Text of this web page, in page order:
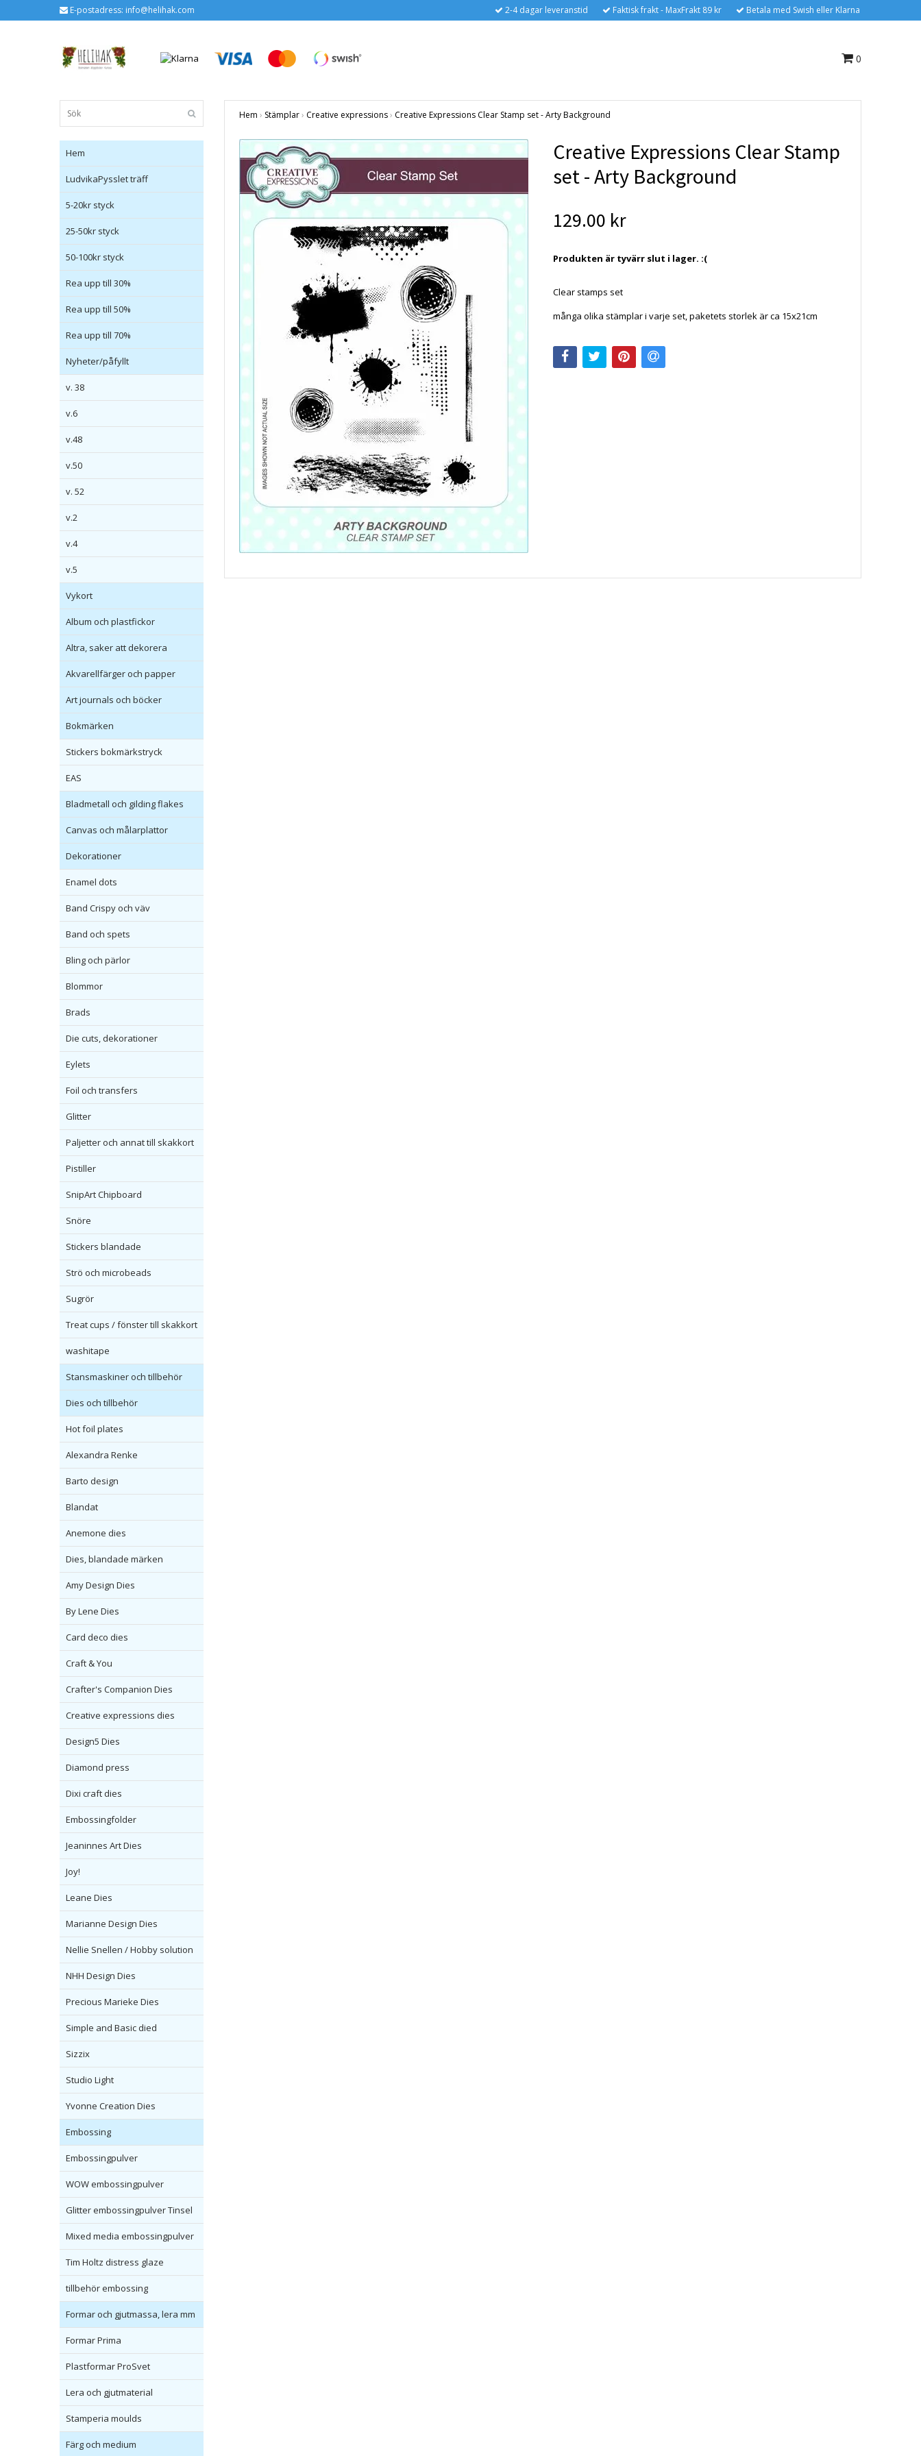
E-postadress: info@helihak.com 2-4 dagar leveranstid Faktisk frakt - MaxFrakt 89 kr Betala med Swish eller Klarna
0
Hem
LudvikaPysslet träff
5-20kr styck
25-50kr styck
50-100kr styck
Rea upp till 30%
Rea upp till 50%
Rea upp till 70%
Nyheter/påfyllt
v. 38
v.6
v.48
v.50
v. 52
v.2
v.4
v.5
Vykort
Album och plastfickor
Altra, saker att dekorera
Akvarellfärger och papper
Art journals och böcker
Bokmärken
Stickers bokmärkstryck
EAS
Bladmetall och gilding flakes
Canvas och målarplattor
Dekorationer
Enamel dots
Band Crispy och väv
Band och spets
Bling och pärlor
Blommor
Brads
Die cuts, dekorationer
Eylets
Foil och transfers
Glitter
Paljetter och annat till skakkort
Pistiller
SnipArt Chipboard
Snöre
Stickers blandade
Strö och microbeads
Sugrör
Treat cups / fönster till skakkort
washitape
Stansmaskiner och tillbehör
Dies och tillbehör
Hot foil plates
Alexandra Renke
Barto design
Blandat
Anemone dies
Dies, blandade märken
Amy Design Dies
By Lene Dies
Card deco dies
Craft & You
Crafter's Companion Dies
Creative expressions dies
Design5 Dies
Diamond press
Dixi craft dies
Embossingfolder
Jeaninnes Art Dies
Joy!
Leane Dies
Marianne Design Dies
Nellie Snellen / Hobby solution
NHH Design Dies
Precious Marieke Dies
Simple and Basic died
Sizzix
Studio Light
Yvonne Creation Dies
Embossing
Embossingpulver
WOW embossingpulver
Glitter embossingpulver Tinsel
Mixed media embossingpulver
Tim Holtz distress glaze
tillbehör embossing
Formar och gjutmassa, lera mm
Formar Prima
Plastformar ProSvet
Lera och gjutmaterial
Stamperia moulds
Färg och medium
Hem › Stämplar› Creative expressions› Creative Expressions Clear Stamp set - Arty Background
Creative Expressions Clear Stamp
set - Arty Background
129.00 kr
Produkten är tyvärr slut i lager. :(
Clear stamps set
många olika stämplar i varje set, paketets storlek är ca 15x21cm